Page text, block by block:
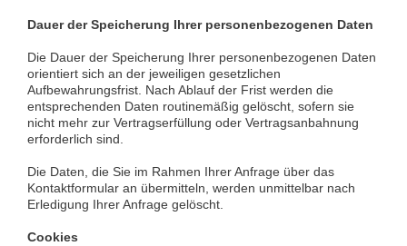
Dauer der Speicherung Ihrer personenbezogenen Daten
Die Dauer der Speicherung Ihrer personenbezogenen Daten
orientiert sich an der jeweiligen gesetzlichen
Aufbewahrungsfrist. Nach Ablauf der Frist werden die
entsprechenden Daten routinemäßig gelöscht, sofern sie
nicht mehr zur Vertragserfüllung oder Vertragsanbahnung
erforderlich sind.
Die Daten, die Sie im Rahmen Ihrer Anfrage über das
Kontaktformular an übermitteln, werden unmittelbar nach
Erledigung Ihrer Anfrage gelöscht.
Cookies